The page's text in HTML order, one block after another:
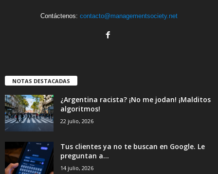
Contáctenos: contacto@managementsociety.net
NOTAS DESTACADAS
¿Argentina racista? ¡No me jodan! ¡Malditos
algoritmos!
22 julio, 2026
Tus clientes ya no te buscan en Google. Le
preguntan a...
14 julio, 2026